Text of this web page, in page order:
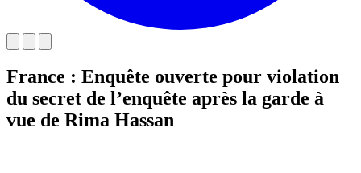
France : Enquête ouverte pour violation
du secret de l’enquête après la garde à
vue de Rima Hassan